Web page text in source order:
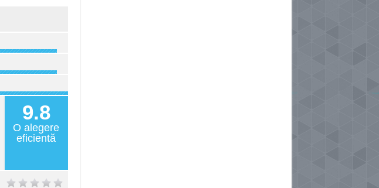
9.8
O alegere
eficientă